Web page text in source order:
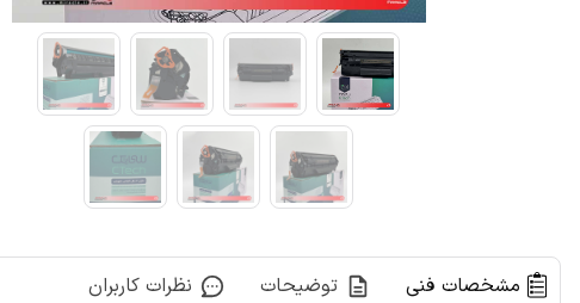
مشخصات فنی توضیحات نظرات کاربران